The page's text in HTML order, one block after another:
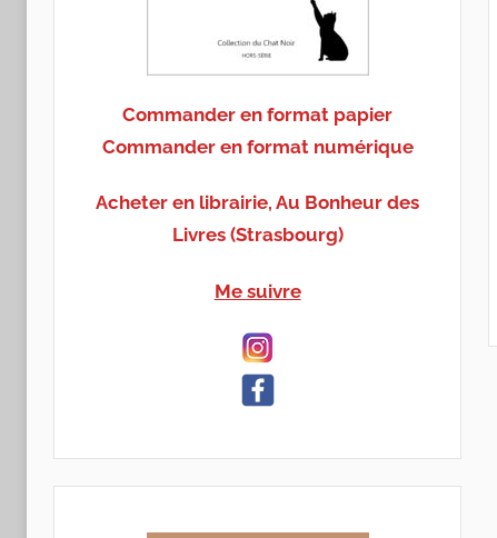
Commander en format papier
Commander en format numérique
Acheter en librairie, Au Bonheur des
Livres (Strasbourg)
Me suivre